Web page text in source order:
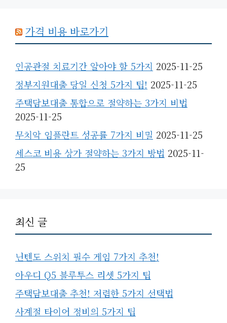
가격 비용 바로가기
인공관절 치료기간 알아야 할 5가지 2025-11-25
정부지원대출 당일 신청 5가지 팁! 2025-11-25
주택담보대출 통합으로 절약하는 3가지 비법
2025-11-25
무치악 임플란트 성공률 7가지 비밀 2025-11-25
세스코 비용 상가 절약하는 3가지 방법 2025-11-
25
최신 글
닌텐도 스위치 필수 게임 7가지 추천!
아우디 Q5 블루투스 리셋 5가지 팁
주택담보대출 추천! 저렴한 5가지 선택법
사계절 타이어 정비의 5가지 팁